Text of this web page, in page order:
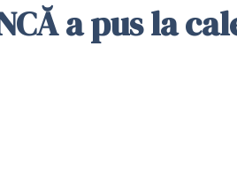
a pus la